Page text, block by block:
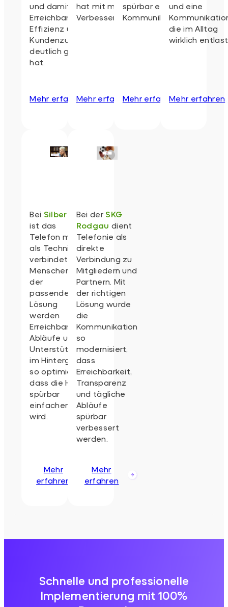
und damit seine
Erreichbarkeit,
Effizienz und
Kundenzufriedenheit
deutlich gesteigert
hat.
Mehr erfahren
hat mit messbaren
Verbesserungen.
Mehr erfahren
spürbar effizienterer
Kommunikation.
Mehr erfahren
und eine
die im Alltag
wirklich
Mehr erfahren
Bei Silbernetz
ist das
Telefon mehr
als Technik: es
verbindet
Menschen. Mit
der
passenden
Lösung
werden
Erreichbarkeit,
Abläufe und
Unterstützung
im Hintergrund
so optimiert,
dass die Hilfe
spürbar
einfacher
wird.
Mehr
erfahren
Bei der SKG
Rodgau dient
Telefonie als
direkte
Verbindung zu
Mitgliedern und
Partnern. Mit
der richtigen
Lösung wurde
die
Kommunikation
so
modernisiert,
dass
Erreichbarkeit,
Transparenz
und tägliche
Abläufe
spürbar
verbessert
werden.
Mehr
erfahren
Schnelle und professionelle
Implementierung mit 100%